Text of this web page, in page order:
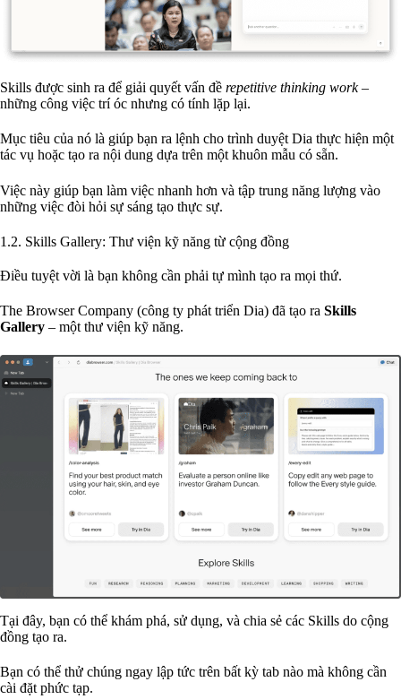
Skills được sinh ra để giải quyết vấn đề repetitive thinking work–
những công việc trí óc nhưng có tính lặp lại.
Mục tiêu của nó là giúp bạn ra lệnh cho trình duyệt Dia thực hiện một
tác vụ hoặc tạo ra nội dung dựa trên một khuôn mẫu có sẵn.
Việc này giúp bạn làm việc nhanh hơn và tập trung năng lượng vào
những việc đòi hỏi sự sáng tạo thực sự.
1.2. Skills Gallery: Thư viện kỹ năng từ cộng đồng
Điều tuyệt vời là bạn không cần phải tự mình tạo ra mọi thứ.
The Browser Company (công ty phát triển Dia) đã tạo ra Skills
Gallery – một thư viện kỹ năng.
Tại đây, bạn có thể khám phá, sử dụng, và chia sẻ các Skills do cộng
đồng tạo ra.
Bạn có thể thử chúng ngay lập tức trên bất kỳ tab nào mà không cần
cài đặt phức tạp.